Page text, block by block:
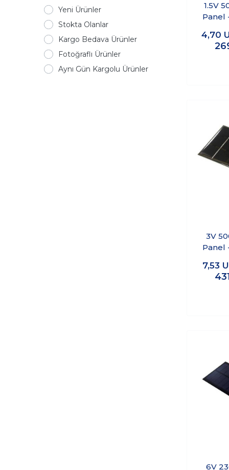
Yeni Ürünler
Stokta Olanlar
Kargo Bedava Ürünler
Fotoğraflı Ürünler
Aynı Gün Kargolu Ürünler
1.5V
Panel
4,70
3V
Panel
7,53
6V